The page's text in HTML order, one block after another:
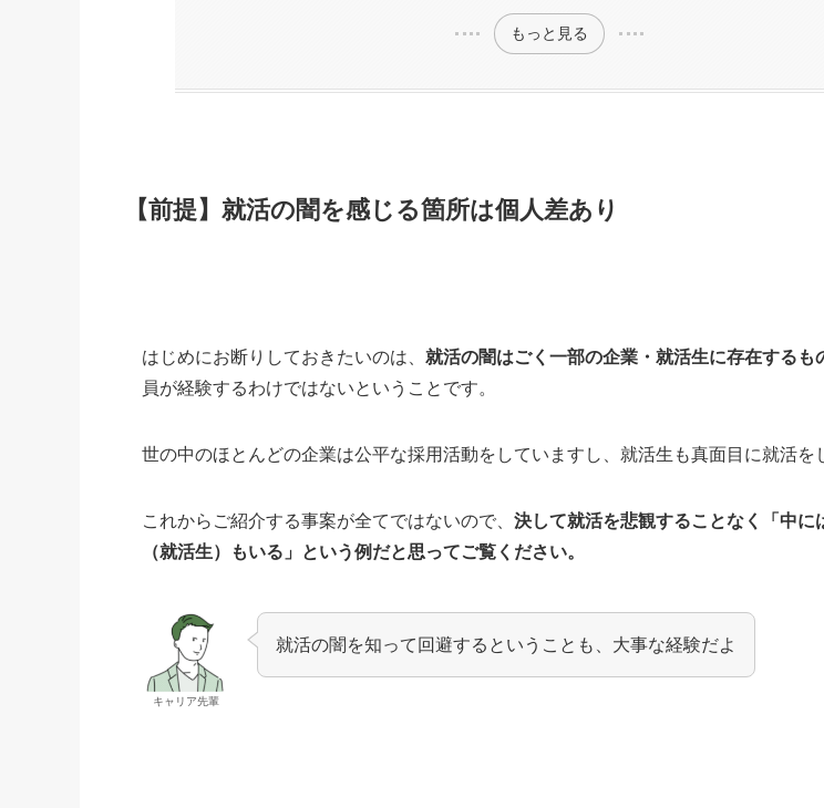
もっと見る
【前提】就活の闇を感じる箇所は個人差あり
はじめにお断りしておきたいのは、就活の闇はごく一部の企業・就活生に存在するも
員が経験するわけではないということです。
世の中のほとんどの企業は公平な採用活動をしていますし、就活生も真面目に就活を
これからご紹介する事案が全てではないので、決して就活を悲観することなく「中に
（就活生）もいる」という例だと思ってご覧ください。
キャリア先輩
就活の闇を知って回避するということも、大事な経験だよ